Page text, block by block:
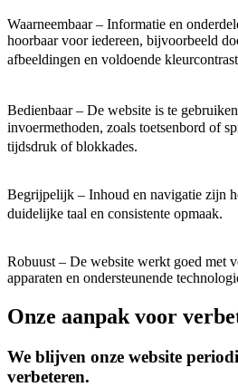
Waarneembaar – Informatie en
hoorbaar voor iedereen, bijvoorbeeld
afbeeldingen en voldoende
Bedienbaar – De website is te
invoermethoden, zoals toetsenbord of
tijdsdruk of blokkades.
Begrijpelijk – Inhoud en navigatie zijn
duidelijke taal en consistente opmaak.
Robuust – De website werkt goed met
apparaten en ondersteunende
Onze aanpak voor
We blijven onze website
verbeteren.